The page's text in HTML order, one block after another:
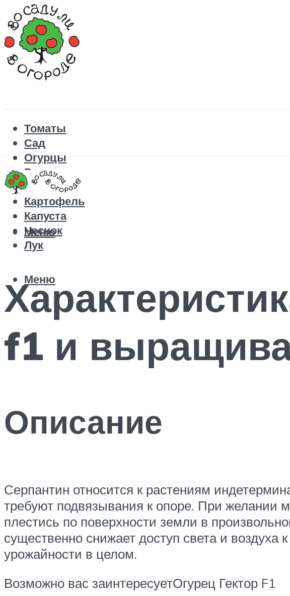
Томаты
Сад
Огурцы
Рецепты
Перец
Картофель
Капуста
Чеснок
Лук
Меню
Меню
f1 и
Описание
Серпантин относится к растениям
требуют подвязывания к опоре. При желании
плестись по поверхности земли в
существенно снижает доступ света и воздуха
урожайности в целом.
Возможно вас заинтересуетОгурец Гектор F1